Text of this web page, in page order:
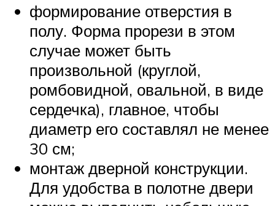
формирование отверстия в
полу. Форма прорези в этом
случае может быть
произвольной (круглой,
ромбовидной, овальной, в виде
сердечка), главное, чтобы
диаметр его составлял не менее
30 см;
монтаж дверной конструкции.
Для удобства в полотне двери